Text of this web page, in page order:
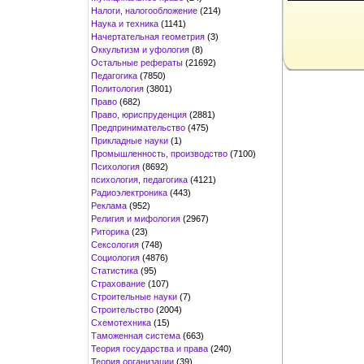
Налоги, налогообложение (214)
Наука и техника (1141)
Начертательная геометрия (3)
Оккультизм и уфология (8)
Остальные рефераты (21692)
Педагогика (7850)
Политология (3801)
Право (682)
Право, юриспруденция (2881)
Предпринимательство (475)
Прикладные науки (1)
Промышленность, производство (7100)
Психология (8692)
психология, педагогика (4121)
Радиоэлектроника (443)
Реклама (952)
Религия и мифология (2967)
Риторика (23)
Сексология (748)
Социология (4876)
Статистика (95)
Страхование (107)
Строительные науки (7)
Строительство (2004)
Схемотехника (15)
Таможенная система (663)
Теория государства и права (240)
Теория организации (39)